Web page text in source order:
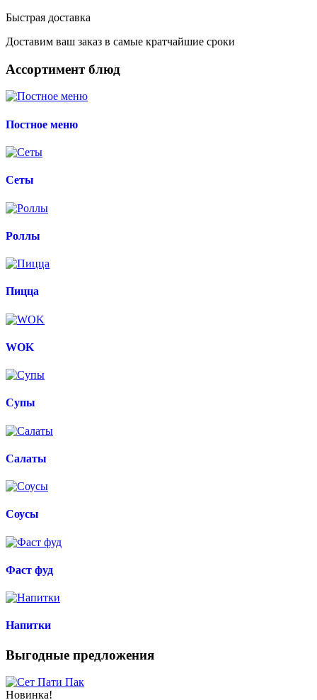
Быстрая доставка
Доставим ваш заказ в самые кратчайшие сроки
Ассортимент блюд
Постное меню
Сеты
Роллы
Пицца
WOK
Супы
Салаты
Соусы
Фаст фуд
Напитки
Выгодные предложения
Новинка!